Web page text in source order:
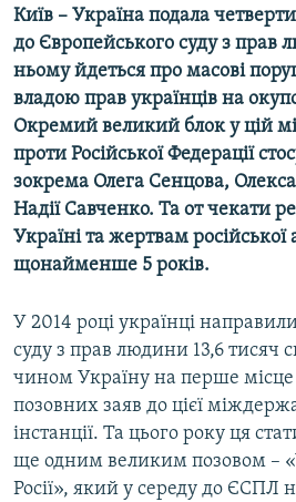
Усі сайти RFE/RL
Київ – Україна подала
до Європейського суду з
ньому йдеться про масові
владою прав українців на
Окремий великий блок у цій
проти Російської Федерації
зокрема Олега Сенцова,
Надії Савченко. Та от чекати
Україні та жертвам російської
щонайменше 5 років.
У 2014 році українці
суду з прав людини 13,6 тисяч
чином Україну на перше місце
позовних заяв до цієї
інстанції. Та цього року ця
ще одним великим позовом –
Росії», який у середу до ЄСПЛ